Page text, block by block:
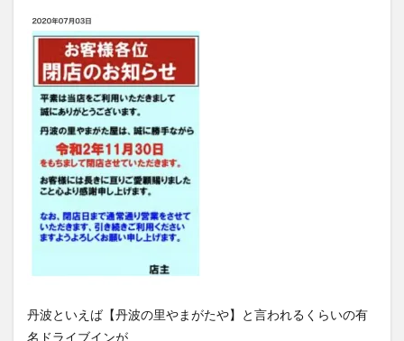
丹波といえば【丹波の里やまがたや】と言われるくらいの有
名ドライブインが